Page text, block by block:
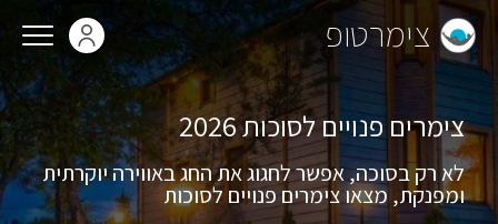
צימרטופ
צימרים פנויים לסוכות 2026
לא רק בסוכה, אפשר לחגוג את החג באווירה יוקרתית
ומפנקת, מצאו צימרים פנויים לסוכות ₪10500